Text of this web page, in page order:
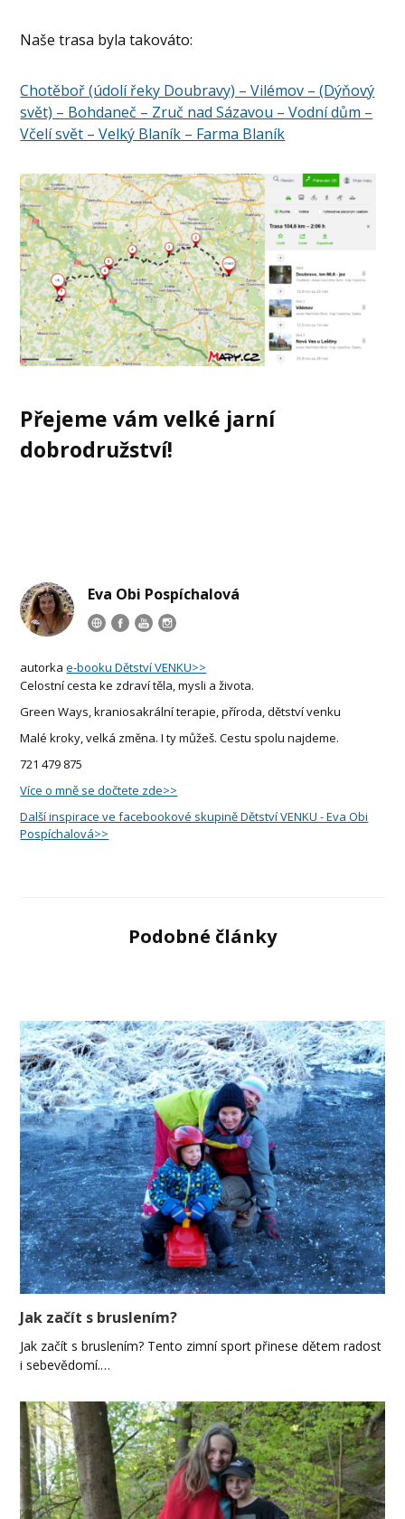
Naše trasa byla takováto:
Chotěboř (údolí řeky Doubravy) – Vilémov – (Dýňový
svět) – Bohdaneč – Zruč nad Sázavou – Vodní dům –
Včelí svět – Velký Blaník – Farma Blaník
Přejeme vám velké jarní
dobrodružství!
Eva Obi Pospíchalová
autorkae-booku Dětství VENKU>>
Celostní cesta ke zdraví těla, mysli a života.
Green Ways, kraniosakrální terapie, příroda, dětství venku
Malé kroky, velká změna. I ty můžeš. Cestu spolu najdeme.
721 479 875
Více o mně se dočtete zde>>
Další inspirace ve facebookové skupině Dětství VENKU - Eva Obi
Pospíchalová>>
Podobné články
Jak začít s bruslením?
Jak začít s bruslením? Tento zimní sport přinese dětem radost
i sebevědomí.…